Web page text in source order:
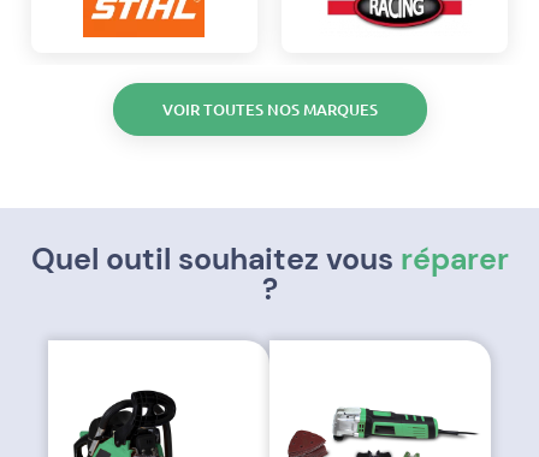
VOIR TOUTES NOS MARQUES
Quel outil souhaitez vous réparer
?